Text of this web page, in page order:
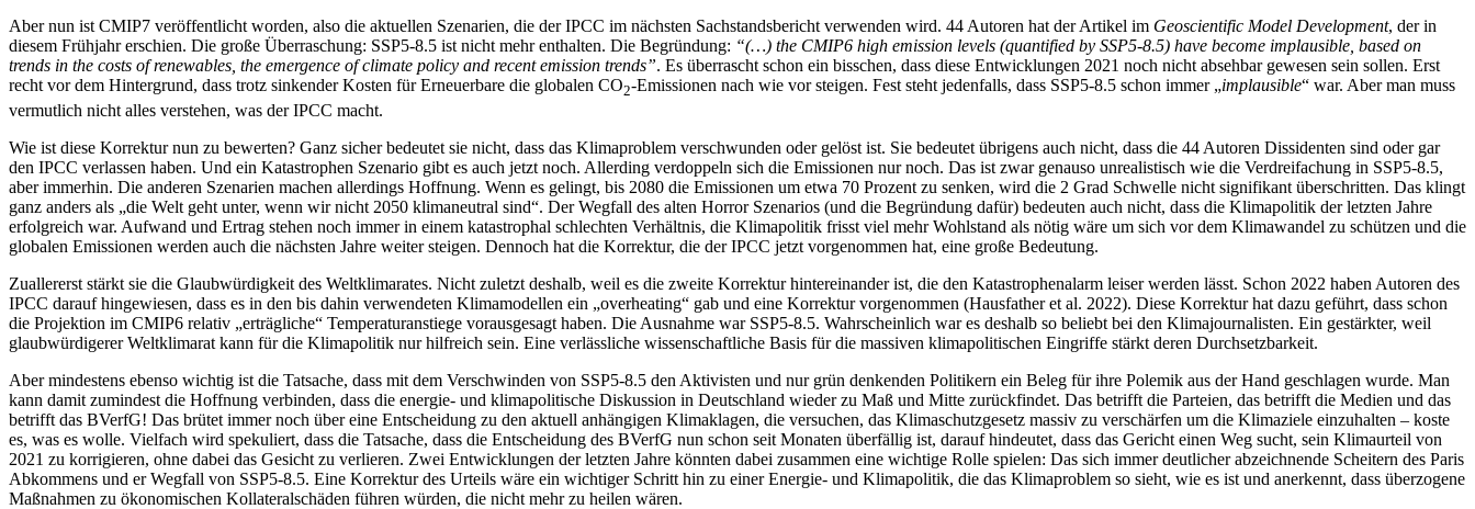
Aber nun ist CMIP7 veröffentlicht worden, also die aktuellen Szenarien, die der IPCC im nächsten Sachstandsbericht verwenden wird. 44 Autoren hat der Artikel im Geoscientific Model Development, der in
diesem Frühjahr erschien. Die große Überraschung: SSP5-8.5 ist nicht mehr enthalten. Die Begründung: “(…) the CMIP6 high emission levels (quantified by SSP5-8.5) have become implausible, based on
trends in the costs of renewables, the emergence of climate policy and recent emission trends”. Es überrascht schon ein bisschen, dass diese Entwicklungen 2021 noch nicht absehbar gewesen sein sollen. Erst
recht vor dem Hintergrund, dass trotz sinkender Kosten für Erneuerbare die globalen CO2-Emissionen nach wie vor steigen. Fest steht jedenfalls, dass SSP5-8.5 schon immer „implausible“ war. Aber man muss
vermutlich nicht alles verstehen, was der IPCC macht.
Wie ist diese Korrektur nun zu bewerten? Ganz sicher bedeutet sie nicht, dass das Klimaproblem verschwunden oder gelöst ist. Sie bedeutet übrigens auch nicht, dass die 44 Autoren Dissidenten sind oder gar
den IPCC verlassen haben. Und ein Katastrophen Szenario gibt es auch jetzt noch. Allerding verdoppeln sich die Emissionen nur noch. Das ist zwar genauso unrealistisch wie die Verdreifachung in SSP5-8.5,
aber immerhin. Die anderen Szenarien machen allerdings Hoffnung. Wenn es gelingt, bis 2080 die Emissionen um etwa 70 Prozent zu senken, wird die 2 Grad Schwelle nicht signifikant überschritten. Das klingt
ganz anders als „die Welt geht unter, wenn wir nicht 2050 klimaneutral sind“. Der Wegfall des alten Horror Szenarios (und die Begründung dafür) bedeuten auch nicht, dass die Klimapolitik der letzten Jahre
erfolgreich war. Aufwand und Ertrag stehen noch immer in einem katastrophal schlechten Verhältnis, die Klimapolitik frisst viel mehr Wohlstand als nötig wäre um sich vor dem Klimawandel zu schützen und die
globalen Emissionen werden auch die nächsten Jahre weiter steigen. Dennoch hat die Korrektur, die der IPCC jetzt vorgenommen hat, eine große Bedeutung.
Zuallererst stärkt sie die Glaubwürdigkeit des Weltklimarates. Nicht zuletzt deshalb, weil es die zweite Korrektur hintereinander ist, die den Katastrophenalarm leiser werden lässt. Schon 2022 haben Autoren des
IPCC darauf hingewiesen, dass es in den bis dahin verwendeten Klimamodellen ein „overheating“ gab und eine Korrektur vorgenommen (Hausfather et al. 2022). Diese Korrektur hat dazu geführt, dass schon
die Projektion im CMIP6 relativ „erträgliche“ Temperaturanstiege vorausgesagt haben. Die Ausnahme war SSP5-8.5. Wahrscheinlich war es deshalb so beliebt bei den Klimajournalisten. Ein gestärkter, weil
glaubwürdigerer Weltklimarat kann für die Klimapolitik nur hilfreich sein. Eine verlässliche wissenschaftliche Basis für die massiven klimapolitischen Eingriffe stärkt deren Durchsetzbarkeit.
Aber mindestens ebenso wichtig ist die Tatsache, dass mit dem Verschwinden von SSP5-8.5 den Aktivisten und nur grün denkenden Politikern ein Beleg für ihre Polemik aus der Hand geschlagen wurde. Man
kann damit zumindest die Hoffnung verbinden, dass die energie- und klimapolitische Diskussion in Deutschland wieder zu Maß und Mitte zurückfindet. Das betrifft die Parteien, das betrifft die Medien und das
betrifft das BVerfG! Das brütet immer noch über eine Entscheidung zu den aktuell anhängigen Klimaklagen, die versuchen, das Klimaschutzgesetz massiv zu verschärfen um die Klimaziele einzuhalten – koste
es, was es wolle. Vielfach wird spekuliert, dass die Tatsache, dass die Entscheidung des BVerfG nun schon seit Monaten überfällig ist, darauf hindeutet, dass das Gericht einen Weg sucht, sein Klimaurteil von
2021 zu korrigieren, ohne dabei das Gesicht zu verlieren. Zwei Entwicklungen der letzten Jahre könnten dabei zusammen eine wichtige Rolle spielen: Das sich immer deutlicher abzeichnende Scheitern des Paris
Abkommens und er Wegfall von SSP5-8.5. Eine Korrektur des Urteils wäre ein wichtiger Schritt hin zu einer Energie- und Klimapolitik, die das Klimaproblem so sieht, wie es ist und anerkennt, dass überzogene
Maßnahmen zu ökonomischen Kollateralschäden führen würden, die nicht mehr zu heilen wären.